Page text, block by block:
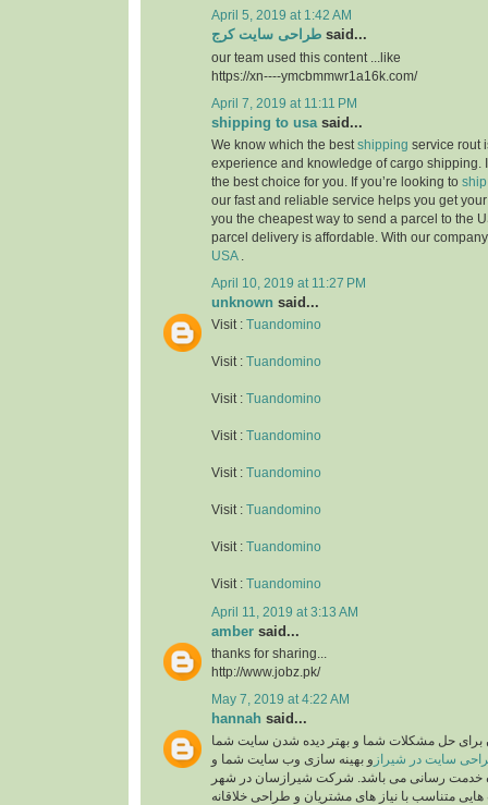
April 5, 2019 at 1:42 AM
طراحی سایت کرج said...
our team used this content ...like
https://xn----ymcbmmwr1a16k.com/
April 7, 2019 at 11:11 PM
shipping to usa said...
We know which the best shipping service rout
experience and knowledge of cargo shipping.
the best choice for you. If you’re looking to
our fast and reliable service helps you get
you the cheapest way to send a parcel to the
parcel delivery is affordable. With our
USA.
April 10, 2019 at 11:27 PM
unknown said...
Visit : Tuandomino
Visit : Tuandomino
Visit : Tuandomino
Visit : Tuandomino
Visit : Tuandomino
Visit : Tuandomino
Visit : Tuandomino
Visit : Tuandomino
April 11, 2019 at 3:13 AM
amber said...
thanks for sharing...
http://www.jobz.pk/
May 7, 2019 at 4:22 AM
hannah said...
حل مشکلات شما و بهتر دیده شدن سایت شما
سایت در شیراز و بهینه سازی وب سایت شما و
خدمت رسانی می باشد. شرکت شیرازسان در شهر
متناسب با نیاز های مشتریان و طراحی خلاقانه